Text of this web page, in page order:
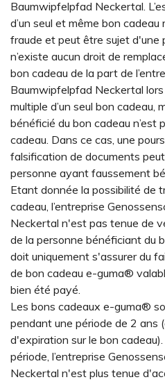
Baumwipfelpfad Neckertal.
d’un seul et même bon
fraude et peut être sujet d'une
n’existe aucun droit de
bon cadeau de la part de
Baumwipfelpfad Neckertal lors
multiple d’un seul bon cadeau,
bénéficié du bon cadeau n’est
cadeau. Dans ce cas, une
falsification de documents
personne ayant faussement
Etant donnée la possibilité de
cadeau, l’entreprise
Neckertal n'est pas tenue de
de la personne bénéficiant du
doit uniquement s'assurer du
de bon cadeau e-guma®
bien été payé.
Les bons cadeaux e-guma®
pendant une période de 2 ans
d'expiration sur le bon
période, l’entreprise
Neckertal n'est plus tenue